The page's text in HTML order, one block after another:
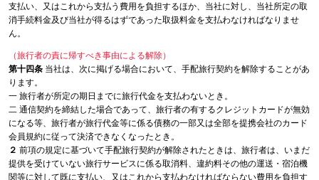
支払い、又はこれから支払う費用を負担するほか、当社に対し、当社所定の取
消手続料金及び当社が得るはずであった取扱料金を支払わなければなりませ
ん。
（旅行者の責に帰すべき事由による解除）
第十四条 当社は、次に掲げる場合において、手配旅行契約を解除することがあ
ります。
一 旅行者が所定の期日までに旅行代金を支払わないとき。
二 通信契約を締結した場合であって、旅行者の有するクレジットカードが無効
になる等、旅行者が旅行代金等に係る債務の一部又は全部を提携会社のカード
会員規約に従って決済できなくなったとき。
２ 前項の規定に基づいて手配旅行契約が解除されたときは、旅行者は、いまだ
提供を受けていない旅行サービスに係る取消料、違約料その他の運送・宿泊機
関等に対して既に支払い、又はこれから支払わなければならない費用を負担す